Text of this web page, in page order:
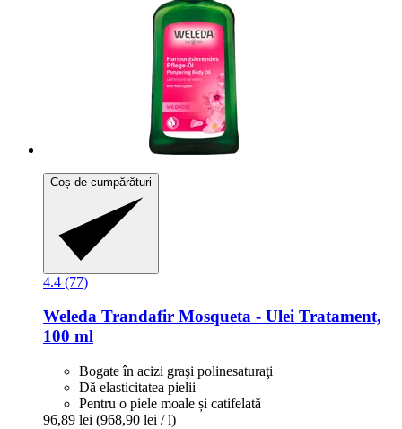
Coș de cumpărături
4.4 (77)
Weleda Trandafir Mosqueta -​ Ulei Tratament,
100 ml
Bogate în acizi graşi polinesaturaţi
Dă elasticitatea pielii
Pentru o piele moale și catifelată
96,89 lei (968,90 lei / l)